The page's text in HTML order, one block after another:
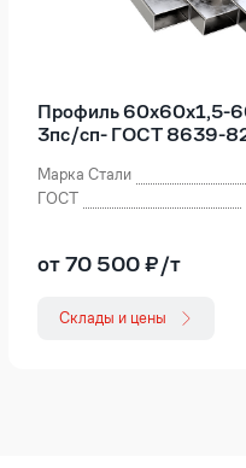
Профиль 60х60х1,5-
3пс/сп- ГОСТ 8639-
Марка Стали
ГОСТ
от 70 500 ₽/т
Склады и цены